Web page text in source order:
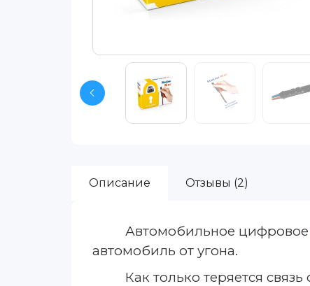
Описание Отзывы (2)
Автомобильное
автомобиль от угона.
Как только теряется связь